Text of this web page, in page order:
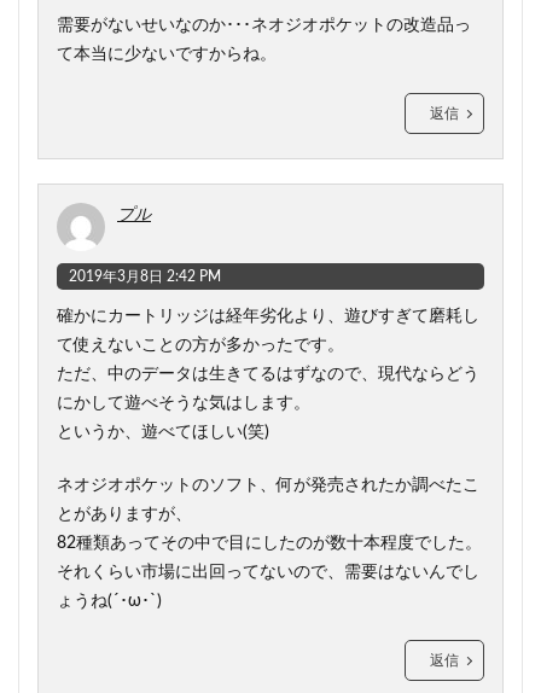
需要がないせいなのか･･･ネオジオポケットの改造品っ
て本当に少ないですからね。
返信
プル
2019年3月8日 2:42 PM
確かにカートリッジは経年劣化より、遊びすぎて磨耗し
て使えないことの方が多かったです。
ただ、中のデータは生きてるはずなので、現代ならどう
にかして遊べそうな気はします。
というか、遊べてほしい(笑)
ネオジオポケットのソフト、何が発売されたか調べたこ
とがありますが、
82種類あってその中で目にしたのが数十本程度でした。
それくらい市場に出回ってないので、需要はないんでし
ょうね(´･ω･`)
返信